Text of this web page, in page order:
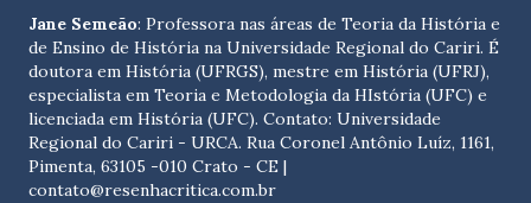
Jane Semeão: Professora nas áreas de Teoria da História e
de Ensino de História na Universidade Regional do Cariri. É
doutora em História (UFRGS), mestre em História (UFRJ),
especialista em Teoria e Metodologia da HIstória (UFC) e
licenciada em História (UFC). Contato: Universidade
Regional do Cariri - URCA. Rua Coronel Antônio Luíz, 1161,
Pimenta, 63105 -010 Crato - CE |
contato@resenhacritica.com.br